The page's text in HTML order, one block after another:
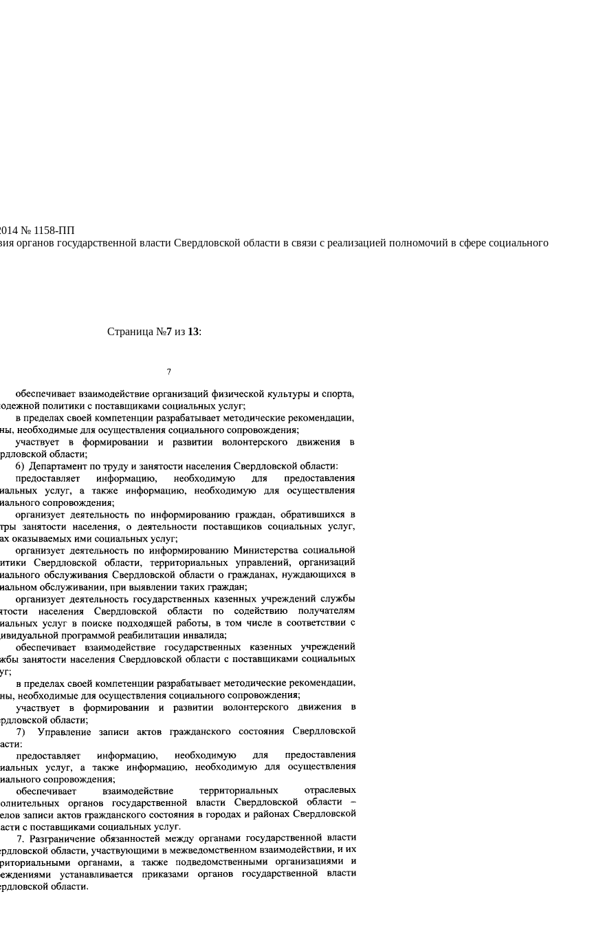
№ 1158-ПП
органов государственной власти Свердловской области в связи с реализацией полномочий в сфере социального
Страница №7из 13: